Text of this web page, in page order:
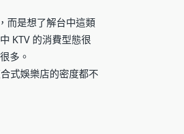
而是想了解台中這類
KTV 的消費型態很
多。
式娛樂店的密度都不